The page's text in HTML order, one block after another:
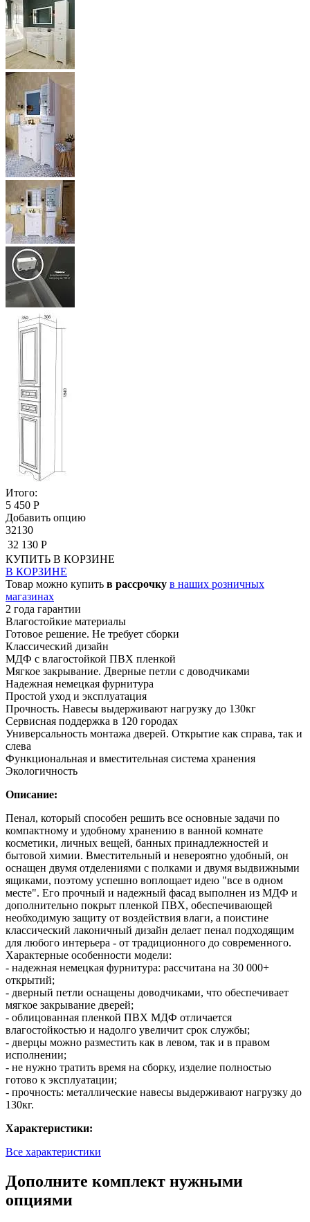
Итого:
5 450 Р
Добавить опцию
32130
32 130 Р
КУПИТЬ В КОРЗИНЕ
В КОРЗИНЕ
Товар можно купить в рассрочку в наших розничных
магазинах
2 года гарантии
Влагостойкие материалы
Готовое решение. Не требует сборки
Классический дизайн
МДФ с влагостойкой ПВХ пленкой
Мягкое закрывание. Дверные петли с доводчиками
Надежная немецкая фурнитура
Простой уход и эксплуатация
Прочность. Навесы выдерживают нагрузку до 130кг
Сервисная поддержка в 120 городах
Универсальность монтажа дверей. Открытие как справа, так и
слева
Функциональная и вместительная система хранения
Экологичность
Описание:
Пенал, который способен решить все основные задачи по
компактному и удобному хранению в ванной комнате
косметики, личных вещей, банных принадлежностей и
бытовой химии. Вместительный и невероятно удобный, он
оснащен двумя отделениями с полками и двумя выдвижными
ящиками, поэтому успешно воплощает идею "все в одном
месте". Его прочный и надежный фасад выполнен из МДФ и
дополнительно покрыт пленкой ПВХ, обеспечивающей
необходимую защиту от воздействия влаги, а поистине
классический лаконичный дизайн делает пенал подходящим
для любого интерьера - от традиционного до современного.
Характерные особенности модели:
- надежная немецкая фурнитура: рассчитана на 30 000+
открытий;
- дверный петли оснащены доводчиками, что обеспечивает
мягкое закрывание дверей;
- облицованная пленкой ПВХ МДФ отличается
влагостойкостью и надолго увеличит срок службы;
- дверцы можно разместить как в левом, так и в правом
исполнении;
- не нужно тратить время на сборку, изделие полностью
готово к эксплуатации;
- прочность: металлические навесы выдерживают нагрузку до
130кг.
Характеристики:
Все характеристики
Дополните комплект нужными
опциями